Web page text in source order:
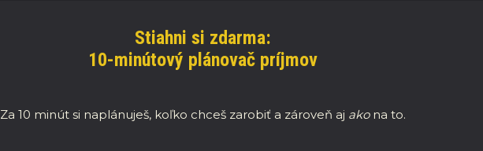
Stiahni si zdarma:
10-minútový plánovač príjmov
Za 10 minút si naplánuješ, koľko chceš zarobiť a zároveň aj ako na to.